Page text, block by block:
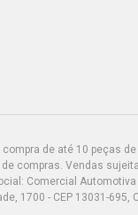
de até 10 peças
compras. Vendas
Comercial Automotiva
1700 - CEP 13031-695,